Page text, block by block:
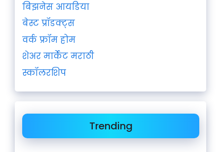
बिझनेस आयडिया
बेस्ट प्रॉडक्ट्स
वर्क फ्रॉम होम
शेअर मार्केट मराठी
स्कॉलरशिप
Trending